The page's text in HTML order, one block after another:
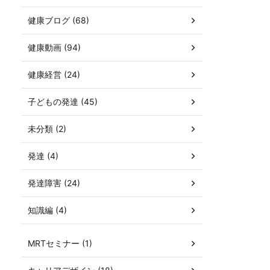
健康ブログ (68)
健康動画 (94)
健康経営 (24)
子どもの発達 (45)
未分類 (2)
発達 (4)
発達障害 (24)
知識編 (4)
MRTセミナー (1)